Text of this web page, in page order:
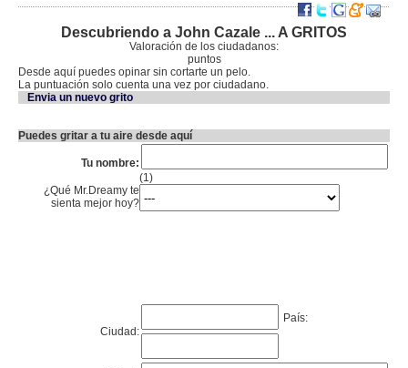
Descubriendo a John Cazale ... A GRITOS
Valoración de los ciudadanos:
puntos
Desde aquí puedes opinar sin cortarte un pelo.
La puntuación solo cuenta una vez por ciudadano.
Envia un nuevo grito
Puedes gritar a tu aire desde aquí
Tu nombre:
(1)
¿Qué Mr.Dreamy te
sienta mejor hoy?
Ciudad:
País: